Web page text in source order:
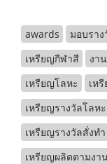
awards มอบราง
เหรียญกีฬาสี
งา
เหรียญโลหะ
เห
เหรียญรางวัลโลหะ
เหรียญรางวัลสั่งทำ
เหรียญผลิตตามงาน